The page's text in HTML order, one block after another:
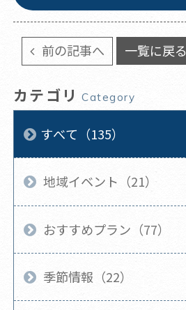
前の記事へ 一覧に戻る
カテゴリ Category
すべて（135）
地域イベント（21）
おすすめプラン（77）
季節情報（22）